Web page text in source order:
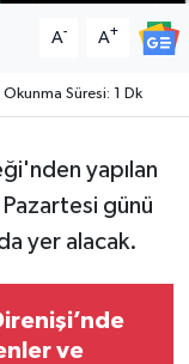
A- A+
Okunma Süresi: 1 Dk
yapılan
günü
yer alacak.
ve